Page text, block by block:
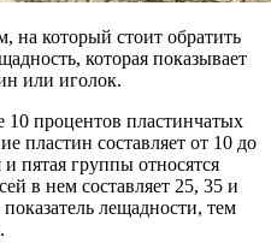
который стоит обратить
которая показывает
или иголок.
процентов пластинчатых
пластин составляет от 10 до
и пятая группы относятся
в нем составляет 25, 35 и
лещадности, тем